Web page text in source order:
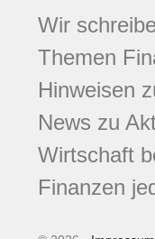
Wir
Themen
Hinweisen
News zu
Wirtschaft
Finanzen